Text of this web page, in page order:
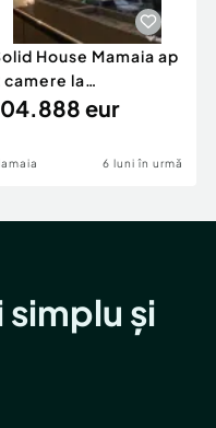
House Mamaia ap
camere la
Mega
eur
6 luni în urmă
simplu și